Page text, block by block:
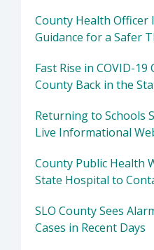
County Health Officer
Guidance for a Safer
Fast Rise in COVID-19
County Back in the
Returning to Schools
Live Informational
County Public Health
State Hospital to
SLO County Sees
Cases in Recent Days